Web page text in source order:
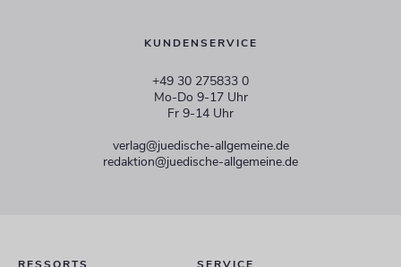
KUNDENSERVICE
+49 30 275833 0
Mo-Do 9-17 Uhr
Fr 9-14 Uhr
verlag@juedische-allgemeine.de
redaktion@juedische-allgemeine.de